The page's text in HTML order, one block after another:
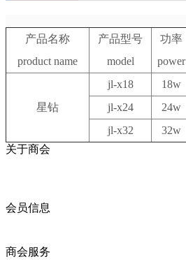
产品名称
product name
产品型号
model
功率
power
星钻
jl-x18 18w
jl-x24
24w
jl-x32
32w
关于商会
会员信息
商会服务